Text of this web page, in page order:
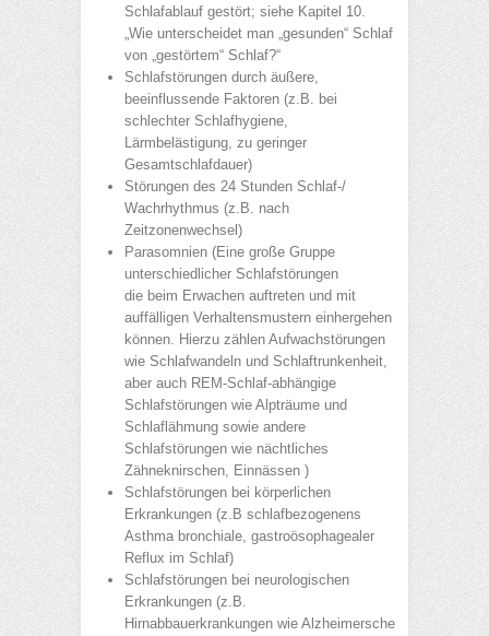
Schlafablauf gestört; siehe Kapitel 10.
„Wie unterscheidet man „gesunden“ Schlaf
von „gestörtem“ Schlaf?“
Schlafstörungen durch äußere,
beeinflussende Faktoren (z.B. bei
schlechter Schlafhygiene,
Lärmbelästigung, zu geringer
Gesamtschlafdauer)
Störungen des 24 Stunden Schlaf-/
Wachrhythmus (z.B. nach
Zeitzonenwechsel)
Parasomnien (Eine große Gruppe
unterschiedlicher Schlafstörungen
die beim Erwachen auftreten und mit
auffälligen Verhaltensmustern einhergehen
können. Hierzu zählen Aufwachstörungen
wie Schlafwandeln und Schlaftrunkenheit,
aber auch REM-Schlaf-abhängige
Schlafstörungen wie Alpträume und
Schlaflähmung sowie andere
Schlafstörungen wie nächtliches
Zähneknirschen, Einnässen )
Schlafstörungen bei körperlichen
Erkrankungen (z.B schlafbezogenens
Asthma bronchiale, gastroösophagealer
Reflux im Schlaf)
Schlafstörungen bei neurologischen
Erkrankungen (z.B.
Hirnabbauerkrankungen wie Alzheimersche